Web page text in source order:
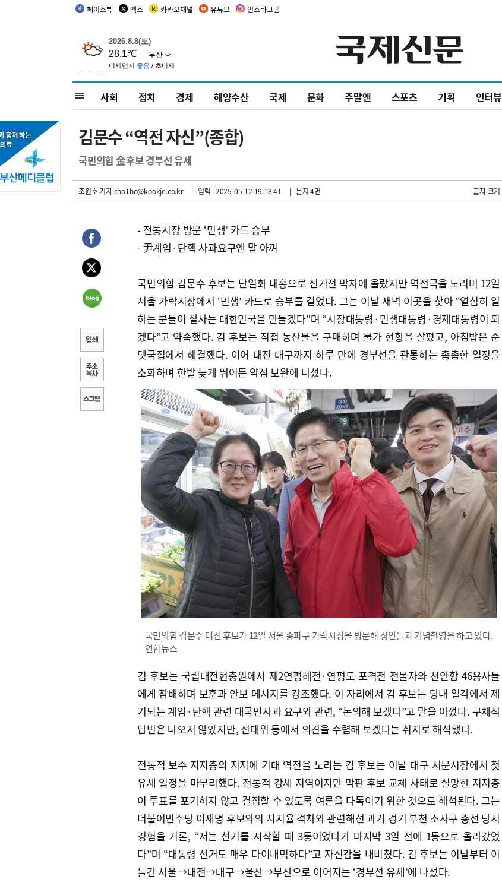
페이스북 엑스 카카오채널 유튜브 인스타그램
사회 정치 경제 해양수산 국제 문화 주말엔 스포츠 기획 인터뷰
김문수 “역전 자신”(종합)
국민의힘 金후보 경부선 유세
조원호 기자cho1ho@kookje.co.kr | 입력 : 2025-05-12 19:18:41 | 본지 4면 글자 크기
- 전통시장 방문 ‘민생’ 카드 승부
- 尹계엄·탄핵 사과요구엔 말 아껴
국민의힘 김문수 후보는 단일화 내홍으로 선거전 막차에 올랐지만 역전극을 노리며 12일
서울 가락시장에서 ‘민생’ 카드로 승부를 걸었다. 그는 이날 새벽 이곳을 찾아 “열심히 일
하는 분들이 잘사는 대한민국을 만들겠다”며 “시장대통령·민생대통령·경제대통령이 되
겠다”고 약속했다. 김 후보는 직접 농산물을 구매하며 물가 현황을 살폈고, 아침밥은 순
댓국집에서 해결했다. 이어 대전 대구까지 하루 만에 경부선을 관통하는 촘촘한 일정을
소화하며 한발 늦게 뛰어든 약점 보완에 나섰다.
국민의힘 김문수 대선 후보가 12일 서울 송파구 가락시장을 방문해 상인들과 기념촬영을 하고 있다.
연합뉴스
김 후보는 국립대전현충원에서 제2연평해전·연평도 포격전 전몰자와 천안함 46용사들
에게 참배하며 보훈과 안보 메시지를 강조했다. 이 자리에서 김 후보는 당내 일각에서 제
기되는 계엄·탄핵 관련 대국민사과 요구와 관련, “논의해 보겠다”고 말을 아꼈다. 구체적
답변은 나오지 않았지만, 선대위 등에서 의견을 수렴해 보겠다는 취지로 해석됐다.
전통적 보수 지지층의 지지에 기대 역전을 노리는 김 후보는 이날 대구 서문시장에서 첫
유세 일정을 마무리했다. 전통적 강세 지역이지만 막판 후보 교체 사태로 실망한 지지층
이 투표를 포기하지 않고 결집할 수 있도록 여론을 다독이기 위한 것으로 해석된다. 그는
더불어민주당 이재명 후보와의 지지율 격차와 관련해선 과거 경기 부천 소사구 총선 당시
경험을 거론, “저는 선거를 시작할 때 3등이었다가 마지막 3일 전에 1등으로 올라갔었
다”며 “대통령 선거도 매우 다이내믹하다”고 자신감을 내비쳤다. 김 후보는 이날부터 이
틀간 서울→대전→대구→울산→부산으로 이어지는 ‘경부선 유세’에 나섰다.